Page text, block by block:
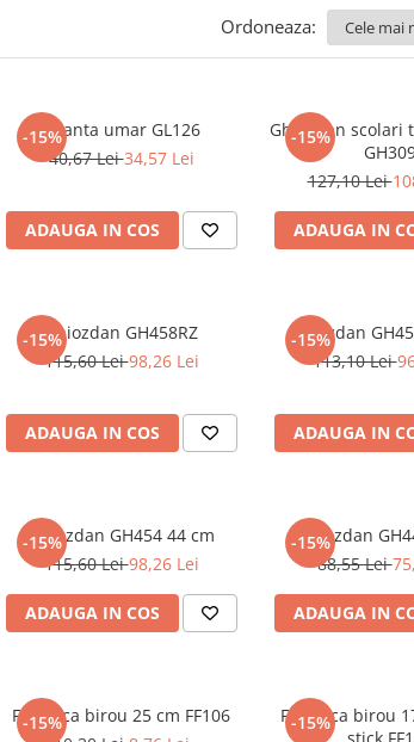
Ordoneaza:
-15%Geanta umar GL126
40,67 Lei34,57 Lei
ADAUGA IN COS
-15%
Ghiozdan scolari
127,10 Lei
ADAUGA IN
-15%Ghiozdan GH458RZ
115,60 Lei98,26 Lei
ADAUGA IN COS
-15%
Ghiozdan
113,10 Lei
ADAUGA IN
-15%
Ghiozdan GH454 44 cm
115,60 Lei98,26 Lei
ADAUGA IN COS
-15%
Ghiozdan
88,55 Lei
ADAUGA IN
-15%
Foarfeca birou 25 cm FF106
-15%
Foarfeca birou